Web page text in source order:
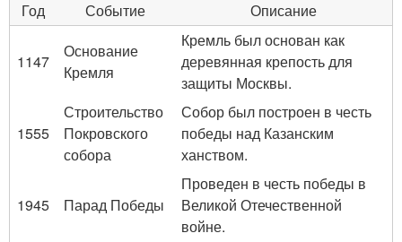
Год Событие Описание
1147
Основание
Кремля
Кремль был основан как
деревянная крепость для
защиты Москвы.
1555
Строительство
Покровского
собора
Собор был построен в честь
победы над Казанским
ханством.
1945 Парад Победы
Проведен в честь победы в
Великой Отечественной
войне.